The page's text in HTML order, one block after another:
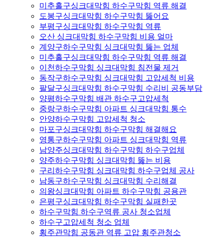
미추홀구싱크대막힘 하수구막힘 역류 해결
도봉구싱크대막힘 하수구막힘 뚫어요
부평구싱크대막힘 하수구막힘 역류
오산 싱크대막힘 하수구막힘 비용 얼마
계양구하수구막힘 싱크대막힘 뚫는 업체
미추홀구싱크대막힘 하수구막힘 역류 해결
이천하수구막힘 싱크대막힘 침전물 제거
동작구하수구막힘 싱크대막힘 고압세척 비용
팔달구싱크대막힘 하수구막힘 수리비 공동부담
양평하수구막힘 배관 하수구고압세척
중랑구하수구막힘 아파트 싱크대막힘 통수
안양하수구막힘 고압세척 청소
마포구싱크대막힘 하수구막힘 해결해요
영통구하수구막힘 아파트 싱크대막힘 역류
남양주싱크대막힘 하수구막힘 하수구업체
양주하수구막힘 싱크대막힘 뚫는 비용
구리하수구막힘 싱크대막힘 하수구업체 공사
남동구하수구막힘 싱크대막힘 수리해결
의왕싱크대막힘 아파트 하수구막힘 공용관
은평구싱크대막힘 하수구막힘 실패한곳
하수구막힘 하수구역류 공사 청소업체
하수구고압세척 청소 업체
횡주관막힘 공동관 역류 고압 횡주관청소